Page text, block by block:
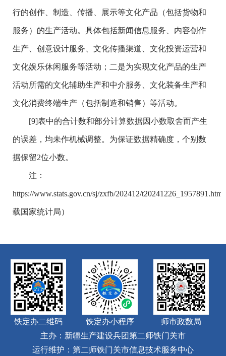
行的创作、制造、传播、展示等文化产品（包括货物和
服务）的生产活动。具体包括新闻信息服务、内容创作
生产、创意设计服务、文化传播渠道、文化投资运营和
文化娱乐休闲服务等活动；二是为实现文化产品的生产
活动所需的文化辅助生产和中介服务、文化装备生产和
文化消费终端生产（包括制造和销售）等活动。
[9]表中的合计数和部分计算数据因小数取舍而产生
的误差，均未作机械调整。为保证数据精确度，个别数
据保留2位小数。
注：
https://www.stats.gov.cn/sj/zxfb/202412/
载国家统计局）
铁定办二维码 铁定办小程序
师市政数局
主办：新疆生产建设兵团第二师铁门关市
运行维护：第二师铁门关市信息技术服务中心